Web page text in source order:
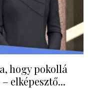
hogy pokollá
elképesztő...